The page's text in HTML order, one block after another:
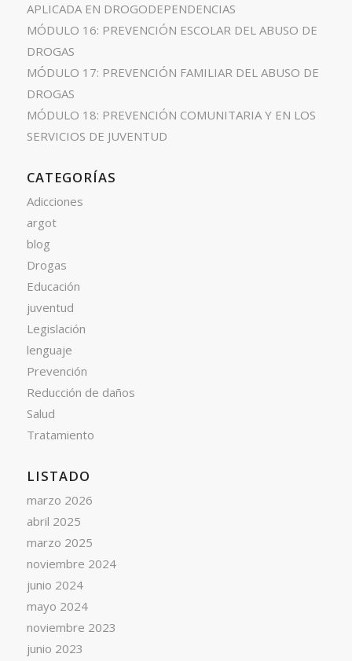
APLICADA EN DROGODEPENDENCIAS
MÓDULO 16: PREVENCIÓN ESCOLAR DEL ABUSO DE
DROGAS
MÓDULO 17: PREVENCIÓN FAMILIAR DEL ABUSO DE
DROGAS
MÓDULO 18: PREVENCIÓN COMUNITARIA Y EN LOS
SERVICIOS DE JUVENTUD
CATEGORÍAS
Adicciones
argot
blog
Drogas
Educación
juventud
Legislación
lenguaje
Prevención
Reducción de daños
Salud
Tratamiento
LISTADO
marzo 2026
abril 2025
marzo 2025
noviembre 2024
junio 2024
mayo 2024
noviembre 2023
junio 2023